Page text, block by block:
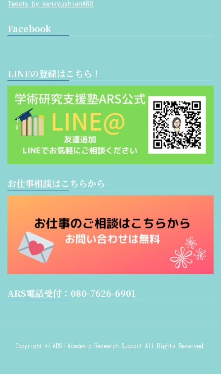
Tweets by kenkyushienARS
Facebook
LINEの登録はこちら！
お仕事相談はこちらから
ARS電話受付：080-7626-6901
Copyright © ARS｜Academic Research Support All Rights Reserved.